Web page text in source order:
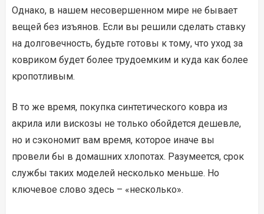
Однако, в нашем несовершенном мире не бывает
вещей без изъянов. Если вы решили сделать ставку
на долговечность, будьте готовы к тому, что уход за
ковриком будет более трудоемким и куда как более
кропотливым.
В то же время, покупка синтетического ковра из
акрила или вискозы не только обойдется дешевле,
но и сэкономит вам время, которое иначе вы
провели бы в домашних хлопотах. Разумеется, срок
службы таких моделей несколько меньше. Но
ключевое слово здесь – «несколько».